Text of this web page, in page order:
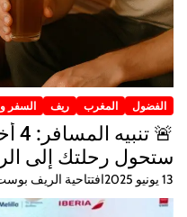
الفضول المغرب ريف السفر
🚨
ستحول رحلتك إلى
13 يونيو 2025 افتتاحية الريف